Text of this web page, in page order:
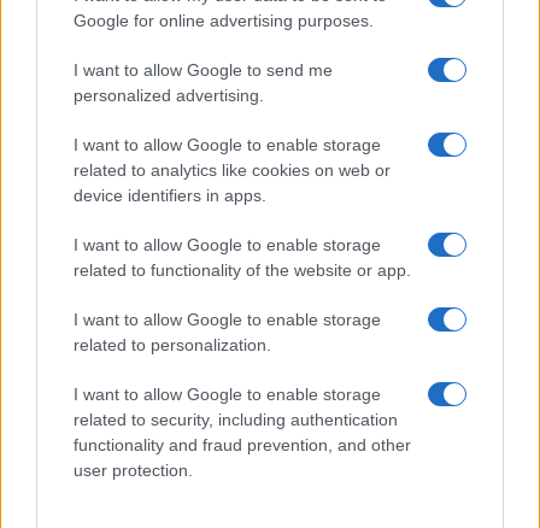
Google for online advertising purposes.
I want to allow Google to send me
personalized advertising.
I want to allow Google to enable storage
related to analytics like cookies on web or
device identifiers in apps.
I want to allow Google to enable storage
related to functionality of the website or app.
I want to allow Google to enable storage
related to personalization.
I want to allow Google to enable storage
related to security, including authentication
functionality and fraud prevention, and other
user protection.
Incendio nella notte a Olbia, a fuoco due furgoni
A fuoco un deposito con bombole, intervento dei
vigili del fuoco a Rudalza
Ristorante distrutto dalle fiamme a La
Maddalena, incendio a Monti d’à rena
Le previsioni meteo per il weekend a Olbia e in
Michelle Hunziker in Gallura, bella anche dal
vivo: un amico vip svela come fa